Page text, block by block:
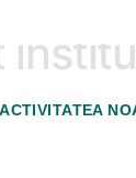
ACTIVITATEA